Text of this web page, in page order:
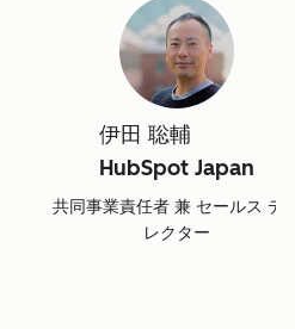
伊田 聡輔
HubSpot Japan
共同事業責任者 兼 セールス デ
レクター